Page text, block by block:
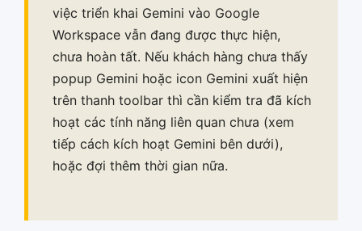
việc triển khai Gemini vào Google
Workspace vẫn đang được thực hiện,
chưa hoàn tất. Nếu khách hàng chưa thấy
popup Gemini hoặc icon Gemini xuất hiện
trên thanh toolbar thì cần kiểm tra đã kích
hoạt các tính năng liên quan chưa (xem
tiếp cách kích hoạt Gemini bên dưới),
hoặc đợi thêm thời gian nữa.